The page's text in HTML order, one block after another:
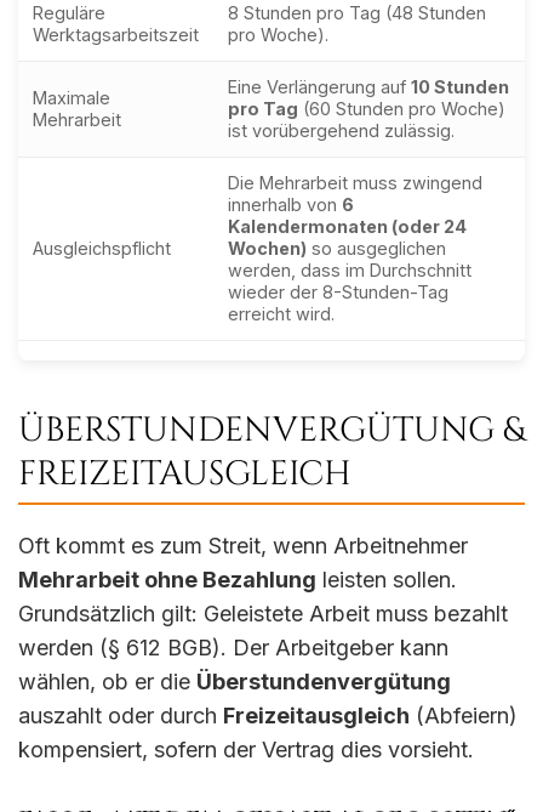
Reguläre
Werktagsarbeitszeit
8 Stunden pro Tag (48 Stunden
pro Woche).
Maximale
Mehrarbeit
Eine Verlängerung auf 10 Stunden
pro Tag (60 Stunden pro Woche)
ist vorübergehend zulässig.
Ausgleichspflicht
Die Mehrarbeit muss zwingend
innerhalb von 6
Kalendermonaten (oder 24
Wochen) so ausgeglichen
werden, dass im Durchschnitt
wieder der 8-Stunden-Tag
erreicht wird.
ÜBERSTUNDENVERGÜTUNG &
FREIZEITAUSGLEICH
Oft kommt es zum Streit, wenn Arbeitnehmer
Mehrarbeit ohne Bezahlung leisten sollen.
Grundsätzlich gilt: Geleistete Arbeit muss bezahlt
werden (§ 612 BGB). Der Arbeitgeber kann
wählen, ob er die Überstundenvergütung
auszahlt oder durch Freizeitausgleich (Abfeiern)
kompensiert, sofern der Vertrag dies vorsieht.